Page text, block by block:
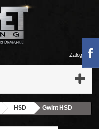
Zaloguj się
HSD
Gwint HSD